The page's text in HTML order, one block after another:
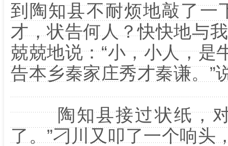
到陶知县不耐烦地敲了一
才，状告何人？快快地与
兢兢地说：“小，小人，是
告本乡秦家庄秀才秦谦。”
陶知县接过状纸，对
了。”刁川又叩了一个响